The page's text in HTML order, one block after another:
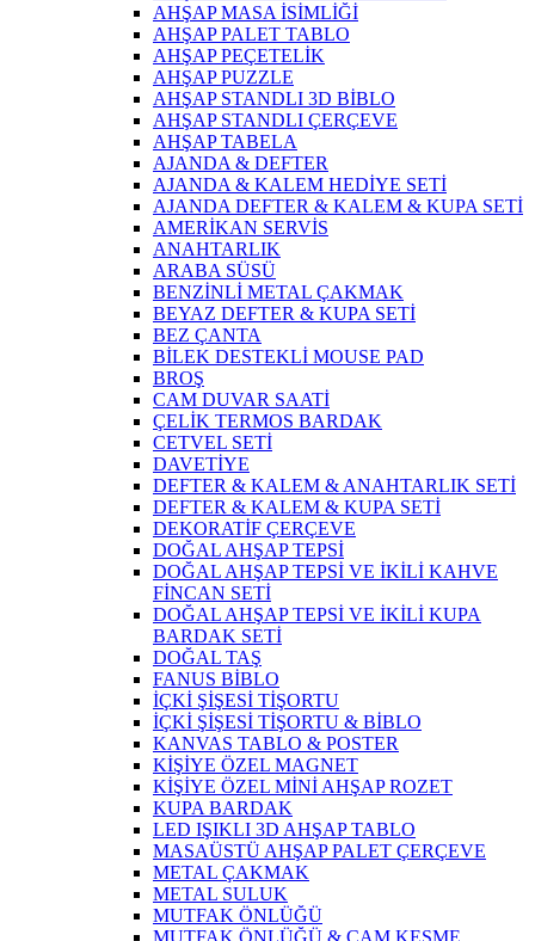
AHŞAP MASA İSİMLİĞİ
AHŞAP PALET TABLO
AHŞAP PEÇETELİK
AHŞAP PUZZLE
AHŞAP STANDLI 3D BİBLO
AHŞAP STANDLI ÇERÇEVE
AHŞAP TABELA
AJANDA & DEFTER
AJANDA & KALEM HEDİYE SETİ
AJANDA DEFTER & KALEM & KUPA SETİ
AMERİKAN SERVİS
ANAHTARLIK
ARABA SÜSÜ
BENZİNLİ METAL ÇAKMAK
BEYAZ DEFTER & KUPA SETİ
BEZ ÇANTA
BİLEK DESTEKLİ MOUSE PAD
BROŞ
CAM DUVAR SAATİ
ÇELİK TERMOS BARDAK
CETVEL SETİ
DAVETİYE
DEFTER & KALEM & ANAHTARLIK SETİ
DEFTER & KALEM & KUPA SETİ
DEKORATİF ÇERÇEVE
DOĞAL AHŞAP TEPSİ
DOĞAL AHŞAP TEPSİ VE İKİLİ KAHVE
FİNCAN SETİ
DOĞAL AHŞAP TEPSİ VE İKİLİ KUPA
BARDAK SETİ
DOĞAL TAŞ
FANUS BİBLO
İÇKİ ŞİŞESİ TİŞORTU
İÇKİ ŞİŞESİ TİŞORTU & BİBLO
KANVAS TABLO & POSTER
KİŞİYE ÖZEL MAGNET
KİŞİYE ÖZEL MİNİ AHŞAP ROZET
KUPA BARDAK
LED IŞIKLI 3D AHŞAP TABLO
MASAÜSTÜ AHŞAP PALET ÇERÇEVE
METAL ÇAKMAK
METAL SULUK
MUTFAK ÖNLÜĞÜ
MUTFAK ÖNLÜĞÜ & CAM KESME